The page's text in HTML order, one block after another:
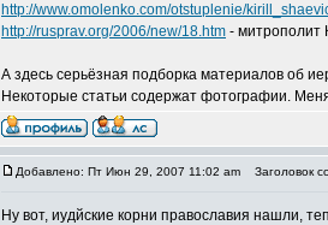
http://www.omolenko.com/otstuplenie/
http://rusprav.org/2006/new/18.htm - митрополит
А здесь серьёзная подборка материалов об
Некоторые статьи содержат фотографии.
Добавлено: Пт Июн 29, 2007 11:02 am Заголовок
Ну вот, иудйские корни православия нашли,